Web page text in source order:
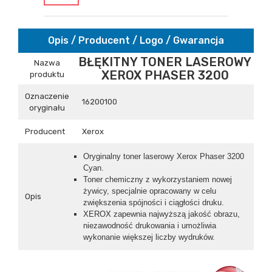
Opis / Producent / Logo / Gwarancja
Nazwa
produktu
BŁĘKITNY TONER LASEROWY
XEROX PHASER 3200
Oznaczenie
oryginału
16200100
Producent Xerox
Opis
Oryginalny toner laserowy Xerox Phaser 3200
Cyan.
Toner chemiczny z wykorzystaniem nowej
żywicy, specjalnie opracowany w celu
zwiększenia spójności i ciągłości druku.
XEROX zapewnia najwyższą jakość obrazu,
niezawodność drukowania i umożliwia
wykonanie większej liczby wydruków.